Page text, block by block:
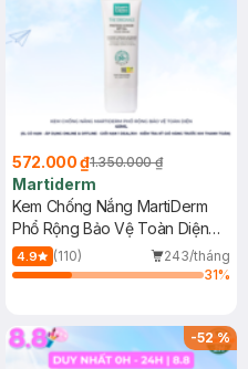
572.000 ₫1.350.000 ₫
Martiderm
Kem Chống Nắng MartiDerm
Phổ Rộng Bảo Vệ Toàn Diện
40ml
4.9 (110)
243/tháng
31%
-52%